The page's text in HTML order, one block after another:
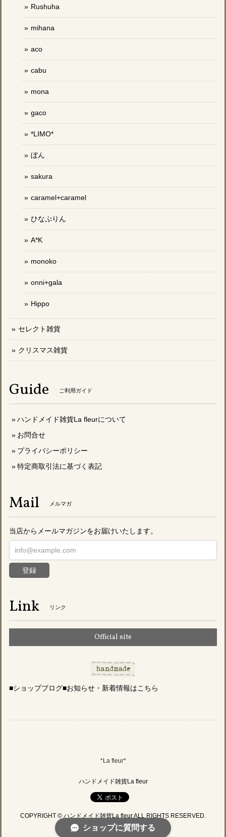
Rushuha
mihana
aco
cabu
mona
gaco
*LIMO*
ぼん
sakura
caramel+caramel
ひなぷりん
A*K
monoko
onni+gala
Hippo
セレクト雑貨
クリスマス雑貨
Guide ご利用ガイド
ハンドメイド雑貨La fleurについて
お問合せ
プライバシーポリシー
特定商取引法に基づく表記
Mail メルマガ
当店からメールマガジンをお届けいたします。
登録
Link リンク
Official site
■ショップブログ■お知らせ・新着情報はこちら
*La fleur*
ハンドメイド雑貨La fleur
COPYRIGHT © ハンドメイド雑貨La fleur ALL RIGHTS RESERVED.
ショップに質問する